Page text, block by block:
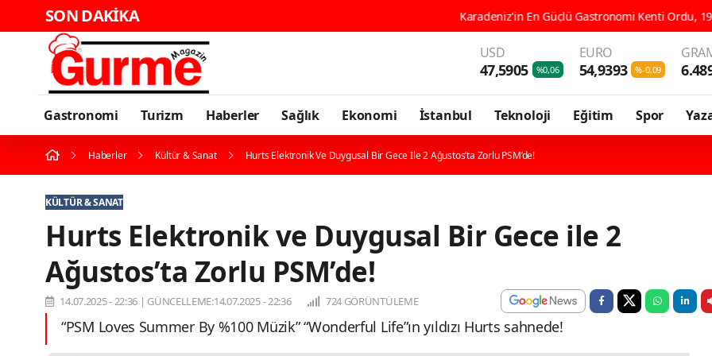
SON DAKİKA Karadeniz'in En Güçlü Gastronomi Kenti Ordu, 196 Çeşit Yöresel
USD
47,5905 %0,06
EURO
54,9393 %-0,09
Gastronomi Turizm Haberler Sağlık Ekonomi İstanbul Teknoloji Eğitim Spor
Haberler Kültür & Sanat Hurts Elektronik Ve Duygusal Bir Gece Ile 2 Ağustos’ta Zorlu PSM’de!
KÜLTÜR & SANAT
Hurts Elektronik ve Duygusal Bir Gece ile 2
Ağustos’ta Zorlu PSM’de!
14.07.2025 - 22:36 | GÜNCELLEME:14.07.2025 - 22:36 724 GÖRÜNTÜLEME
“PSM Loves Summer By %100 Müzik” “Wonderful Life”ın yıldızı Hurts sahnede!